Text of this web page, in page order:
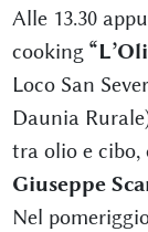
Alle 13.30
cooking
Loco San
Daunia
tra olio e cibo,
Giuseppe
Nel